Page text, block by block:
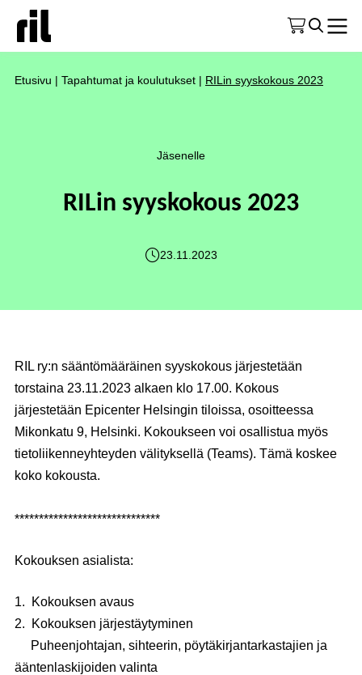
Etusivu | Tapahtumat ja koulutukset | RILin syyskokous 2023
Jäsenelle
RILin syyskokous 2023
23.11.2023
RIL ry:n sääntömääräinen syyskokous järjestetään
torstaina 23.11.2023 alkaen klo 17.00. Kokous
järjestetään Epicenter Helsingin tiloissa, osoitteessa
Mikonkatu 9, Helsinki. Kokoukseen voi osallistua myös
tietoliikenneyhteyden välityksellä (Teams). Tämä koskee
koko kokousta.
******************************
Kokouksen asialista:
1. Kokouksen avaus
2. Kokouksen järjestäytyminen
Puheenjohtajan, sihteerin, pöytäkirjantarkastajien ja
ääntenlaskijoiden valinta